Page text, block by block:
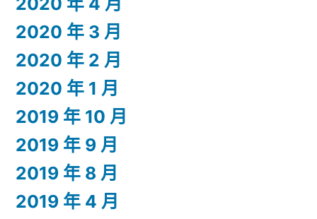
2020 年 3 月
2020 年 2 月
2020 年 1 月
2019 年 10 月
2019 年 9 月
2019 年 8 月
2019 年 4 月